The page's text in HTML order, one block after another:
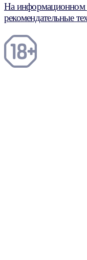
На информационном
рекомендательные